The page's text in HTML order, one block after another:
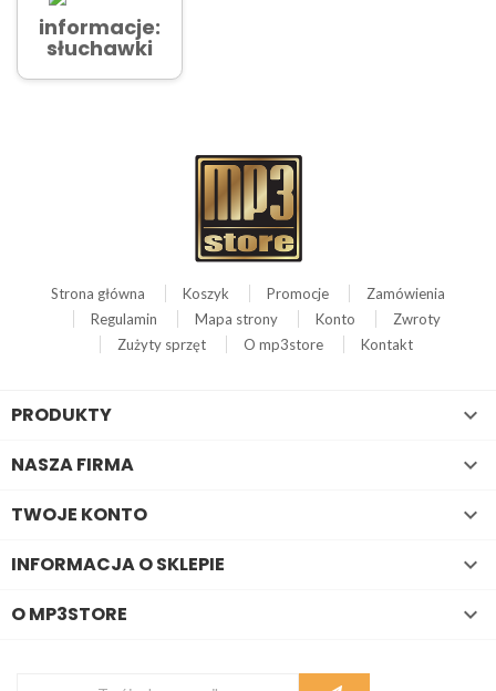
informacje:
słuchawki
Strona główna Koszyk Promocje
Zamówienia
Regulamin
Mapa strony Konto
Zwroty
Zużyty sprzęt
O mp3store Kontakt
PRODUKTY 
NASZA FIRMA 
TWOJE KONTO 
INFORMACJA O SKLEPIE 
O MP3STORE 